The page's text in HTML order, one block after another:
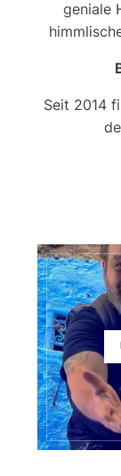
geniale
Seit 2014